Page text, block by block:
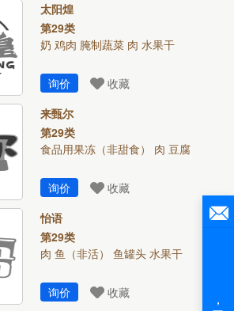
太阳煌
第29类
奶 鸡肉 腌制蔬菜 肉 水果干
询价
收藏
来甄尔
第29类
食品用果冻（非甜食） 肉 豆腐
询价
收藏
怡语
第29类
肉 鱼（非活） 鱼罐头 水果干
询价
收藏